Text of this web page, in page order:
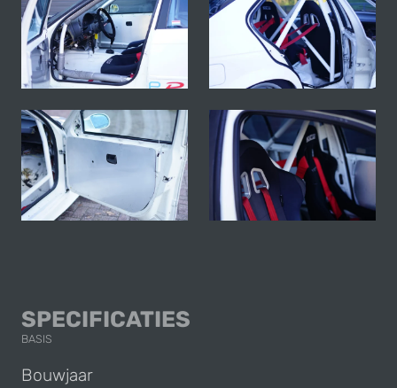
SPECIFICATIES
BASIS
Bouwjaar